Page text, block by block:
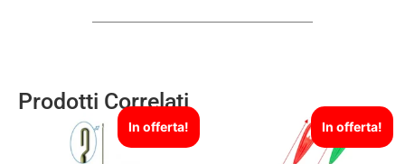
Prodotti Correlati
In offerta! In offerta!